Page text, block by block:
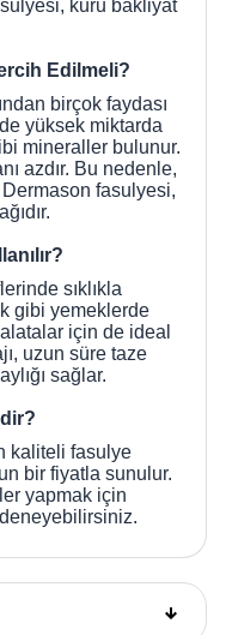
kuru bakliyat
Edilmeli?
birçok faydası
yüksek miktarda
mineraller bulunur.
azdır. Bu nedenle,
Dermason fasulyesi,
sıklıkla
gibi yemeklerde
için de ideal
uzun süre taze
sağlar.
kaliteli fasulye
bir fiyatla sunulur.
yapmak için